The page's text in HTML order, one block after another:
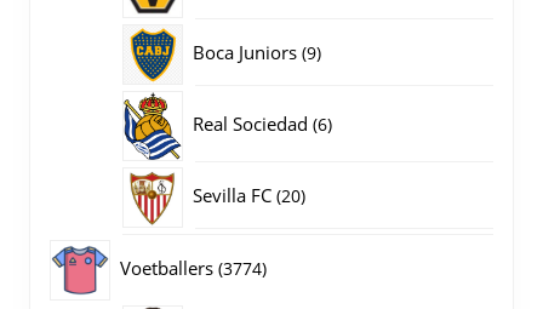
Boca Juniors 99
Real Sociedad 66
Sevilla FC 2020
Voetballers 37743774